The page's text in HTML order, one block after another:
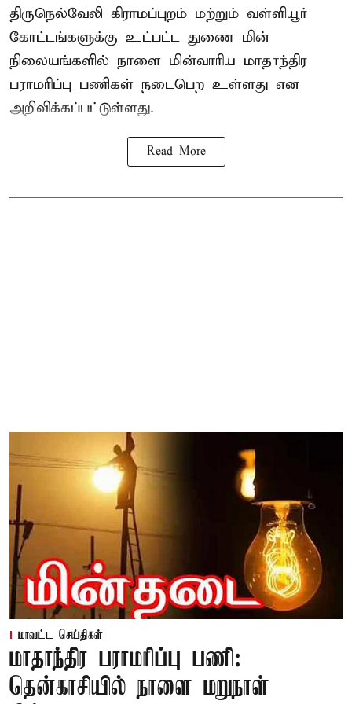
திருநெல்வேலி கிராமப்புறம் மற்றும் வள்ளியூர்
கோட்டங்களுக்கு உட்பட்ட துணை மின்
நிலையங்களில் நாளை மின்வாரிய மாதாந்திர
பராமரிப்பு பணிகள் நடைபெற உள்ளது என
அறிவிக்கப்பட்டுள்ளது.
Read More
மாவட்ட செய்திகள்
மாதாந்திர பராமரிப்பு பணி:
தென்காசியில் நாளை மறுநாள்